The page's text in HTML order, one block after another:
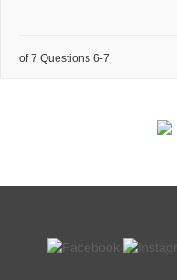
6-7 of 7 Questions